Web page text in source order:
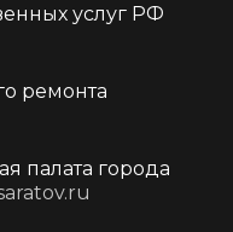
услуг РФ
ремонта
палата города